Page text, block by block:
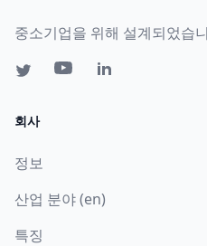
중소기업을 위해 설계되었습
회사
정보
산업 분야 (en)
특징